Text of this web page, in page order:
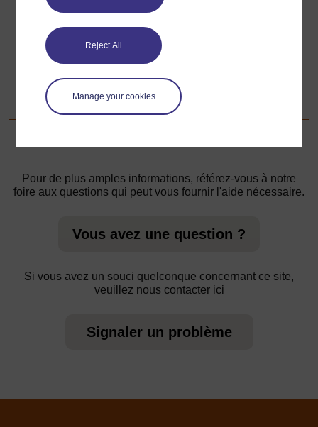
Reject All
Manage your cookies
Suivant
Suivant
1. Travail de recherche sur pourquoi on raconte des
histoires
Pour de plus amples informations, référez-vous à notre
foire aux questions qui peut vous fournir l'aide nécessaire.
Vous avez une question ?
Si vous avez un souci quelconque concernant ce site,
veuillez nous contacter ici
Signaler un problème